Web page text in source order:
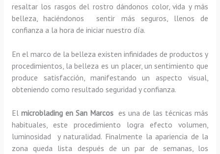
resaltar los rasgos del rostro dándonos color, vida y más
belleza, haciéndonos sentir más seguros, llenos de
confianza a la hora de iniciar nuestro día.
En el marco de la belleza existen infinidades de productos y
procedimientos, la belleza es un placer, un sentimiento que
produce satisfacción, manifestando un aspecto visual,
obteniendo como resultado seguridad y confianza.
El microblading en San Marcos es una de las técnicas más
habituales, este procedimiento logra efecto volumen,
luminosidad y naturalidad. Finalmente la apariencia de la
zona queda lista después de un par de semanas, los